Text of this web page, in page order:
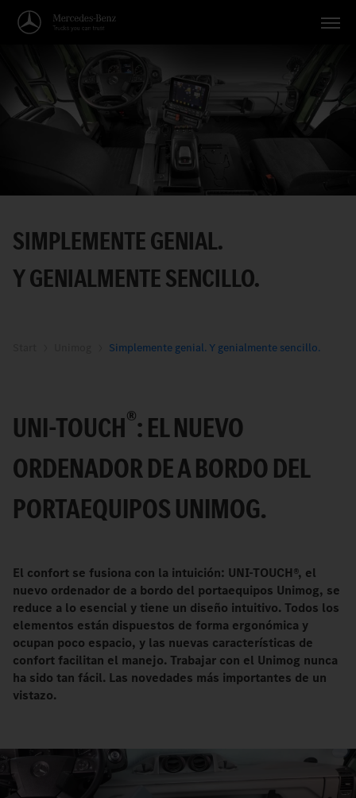
Aplicaciones
Temas
Español
SIMPLEMENTE GENIAL.
Y GENIALMENTE SENCILLO.
Simplemente genial. Y genialmente sencillo.
UNI-TOUCH®: EL NUEVO
ORDENADOR DE A BORDO DEL
PORTAEQUIPOS UNIMOG.
El confort se fusiona con la intuición: UNI-TOUCH®, el
nuevo ordenador de a bordo del portaequipos Unimog, se
reduce a lo esencial y tiene un diseño intuitivo. Todos los
elementos están dispuestos de forma ergonómica y
ocupan poco espacio, y las nuevas características de
confort facilitan el manejo. Trabajar con el Unimog nunca
ha sido tan fácil. Las novedades más importantes de un
vistazo.